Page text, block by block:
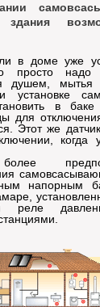
здания
в доме уже
просто надо
душем,
установке
в
для
Этот же
когда
напорным
реле